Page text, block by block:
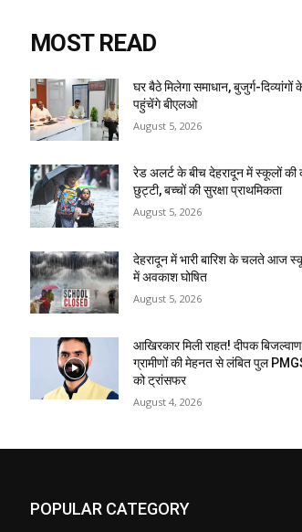
MOST READ
घर बैठे मिलेगा समाधान, बुजुर्ग-दिव्यांगों
पहुंचेंगे बीएलओ
August 5, 2026
रेड अलर्ट के बीच देहरादून में स्कूलों
छुट्टी, बच्चों की सुरक्षा प्राथमिकता
August 5, 2026
देहरादून में भारी बारिश के चलते आज
में अवकाश घोषित
August 5, 2026
आखिरकार मिली राहत! दीपक
ग्रामीणों की मेहनत से लंबित पुल
को ट्रांसफर
August 4, 2026
POPULAR CATEGORY